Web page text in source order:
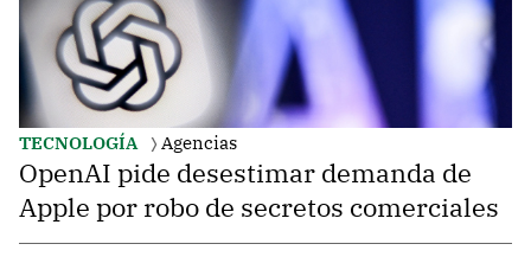
TECNOLOGÍA Agencias
OpenAI pide desestimar demanda de
Apple por robo de secretos comerciales